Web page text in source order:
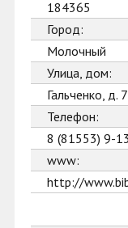
184365
Город:
Молочный
Улица, дом:
Гальченко, д. 7
Телефон:
8 (81553) 9-
www:
http://